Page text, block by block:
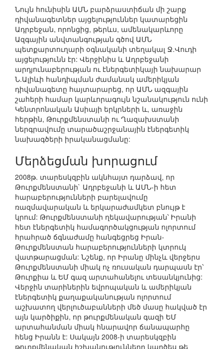
Նույն հունիսին ԱՄՆ բարձրաստիճան մի շարք
դիվանագետներ այցելություններ կատարեցին
Ադրբեջան, որոնցից, թերևս, ամենակարևորը
Ազգային անվտանգության գծով ԱՄՆ
պետքարտուղարի օգնականի տեղակալ Ջ.Վուդի
այցելությունն էր: Վերջինիս և Ադրբեջանի
արդյունաբերության ու էներգետիկայի նախարար
Ն.Ալիևի հանդիպման ժամանակ ամերիկյան
դիվանագետը հայտարարեց, որ ԱՄՆ ազգային
շահերի համար կարևորագույն նշանակություն ունի
Կենտրոնական Ասիայի երկրների և, առաջին
հերթին, Թուրքմենստանի ու Ղազախստանի
ներգրավումը տարածաշրջանային էներգետիկ
նախագծերի իրականացմանը:
Մերձեցման խորացում
2008թ. տարեսկզբին ակնհայտ դարձավ, որ
Թուրքմենստանի` Ադրբեջանի և ԱՄՆ-ի հետ
հարաբերությունների բարելավումը
ռազմավարական և երկարաժամկետ բնույթ է
կրում: Թուրքմենստանի ղեկավարության՝ Իրանի
հետ էներգետիկ համագործակցության ոլորտում
հրահրած ճգնաժամը հանգեցրեց Իրան-
Թուրքմենստան հարաբերությունների կտրուկ
վատթարացման: Նշենք, որ Իրանը մինչև վերջերս
Թուրքմենստանի միակ ոչ ռուսական դարպասն էր՝
Թուրքիա և ԵՄ գազ արտահանելու տեսանկյունից:
Վերջին տարիներին եվրոպական և ամերիկյան
էներգետիկ քաղաքականության ոլորտում
աշխատող վերլուծաբանների մեծ մասը հակված էր
այն կարծիքին, որ թուրքմենական գազի ԵՄ
արտահանման միակ հնարավոր ճանապարհը
հենց Իրանն է: Սակայն 2008-ի տարեսկզբին
թուրքմենական իշխանությունները կարծես թե